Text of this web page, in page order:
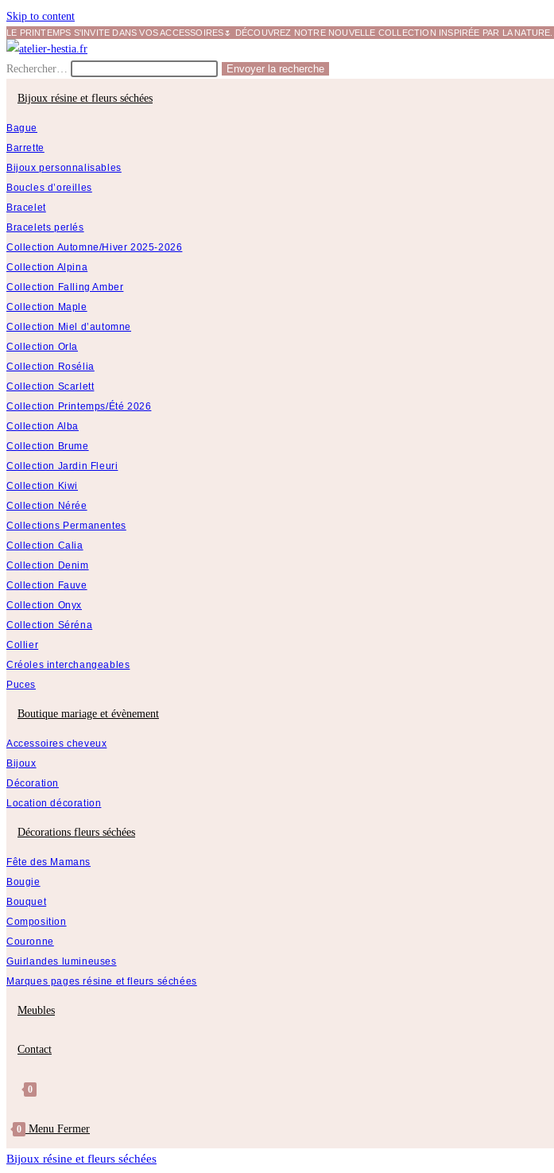
Skip to content
LE PRINTEMPS S'INVITE DANS VOS ACCESSOIRES🌷 DÉCOUVREZ NOTRE NOUVELLE COLLECTION INSPIRÉE PAR LA NATURE...
Rechercher… Envoyer la recherche
Bijoux résine et fleurs séchées
Bague
Barrette
Bijoux personnalisables
Boucles d’oreilles
Bracelet
Bracelets perlés
Collection Automne/Hiver 2025-2026
Collection Alpina
Collection Falling Amber
Collection Maple
Collection Miel d’automne
Collection Orla
Collection Rosélia
Collection Scarlett
Collection Printemps/Été 2026
Collection Alba
Collection Brume
Collection Jardin Fleuri
Collection Kiwi
Collection Nérée
Collections Permanentes
Collection Calia
Collection Denim
Collection Fauve
Collection Onyx
Collection Séréna
Collier
Créoles interchangeables
Puces
Boutique mariage et évènement
Accessoires cheveux
Bijoux
Décoration
Location décoration
Décorations fleurs séchées
Fête des Mamans
Bougie
Bouquet
Composition
Couronne
Guirlandes lumineuses
Marques pages résine et fleurs séchées
Meubles
Contact
0
0 Menu Fermer
Bijoux résine et fleurs séchées